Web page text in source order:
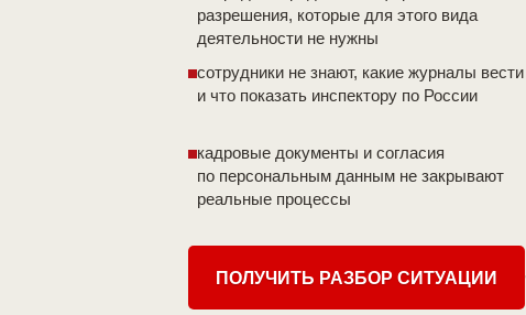
разрешения, которые для этого вида
деятельности не нужны
сотрудники не знают, какие журналы вести
и что показать инспектору по России
кадровые документы и согласия
по персональным данным не закрывают
реальные процессы
ПОЛУЧИТЬ РАЗБОР СИТУАЦИИ